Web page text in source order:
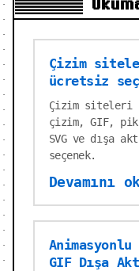
Çizim
ücretsiz
Çizim siteleri
çizim, GIF,
SVG ve dışa
seçenek.
Devamını
GIF Dışa